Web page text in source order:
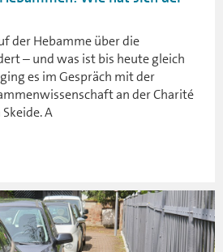
der Hebamme über die
– und was ist bis heute gleich
es im Gespräch mit der
an der Charité
A